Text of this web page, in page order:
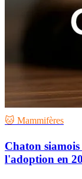
🐱 Mammifères
Chaton
l'adoption en